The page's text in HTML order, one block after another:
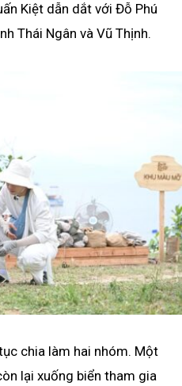
Kiệt dẫn dắt với Đỗ Phú
Thái Ngân và Vũ Thịnh.
chia làm hai nhóm. Một
lại xuống biển tham gia